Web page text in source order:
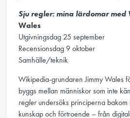
Sju regler: mina lärdomar
Wales
Utgivningsdag 25 september
Recensionsdag 9 oktober
Samhälle/teknik
Wikipedia-grundaren Jimmy Wales
byggs mellan människor som inte
reglerundersöks principerna bakom
kunskap och förtroende – från